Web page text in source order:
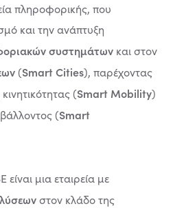
πληροφορικής, που
και την ανάπτυξη
συστημάτων και στον
(Smart Cities), παρέχοντας
(Smart Mobility)
(Smart
είναι μια εταιρεία με
στον κλάδο της